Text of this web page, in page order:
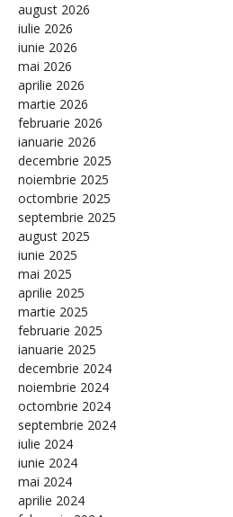
august 2026
iulie 2026
iunie 2026
mai 2026
aprilie 2026
martie 2026
februarie 2026
ianuarie 2026
decembrie 2025
noiembrie 2025
octombrie 2025
septembrie 2025
august 2025
iunie 2025
mai 2025
aprilie 2025
martie 2025
februarie 2025
ianuarie 2025
decembrie 2024
noiembrie 2024
octombrie 2024
septembrie 2024
iulie 2024
iunie 2024
mai 2024
aprilie 2024